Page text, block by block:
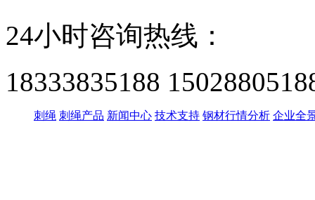
24小时咨询热线：
18333835188
刺绳 刺绳产品 新闻中心 技术支持 钢材行情分析 企业全